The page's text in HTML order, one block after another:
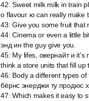
42:Sweet milk milk in train
о flavour ю can really make
43:Give you some fruit that
44:Cinema or even a little
энд ин the guy give you.
45: My lifes, овернайт и it's
think a store units that fill up
46: Body a different types
бёрнс энерджи ту продюс
47:Which makes it easy to